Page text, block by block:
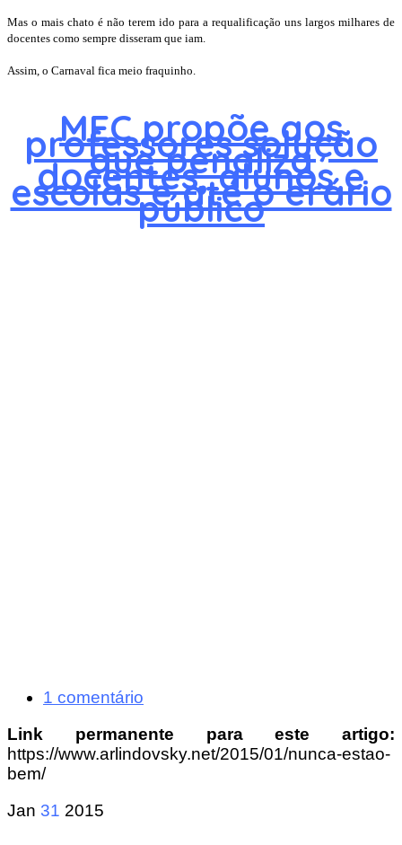
Mas o mais chato é não terem ido para a requalificação uns largos milhares de
docentes como sempre disseram que iam.
Assim, o Carnaval fica meio fraquinho.
MEC propõe aos
professores solução
que penaliza
docentes, alunos e
escolas e até o erário
público
1 comentário
Link permanente para este artigo:
https://www.arlindovsky.net/2015/01/nunca-estao-
bem/
Jan 31 2015